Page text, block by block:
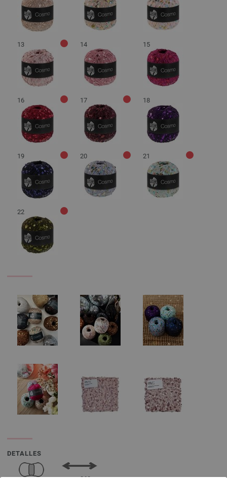
13 14 15
16 17 18
19 20 21
22
DETALLES